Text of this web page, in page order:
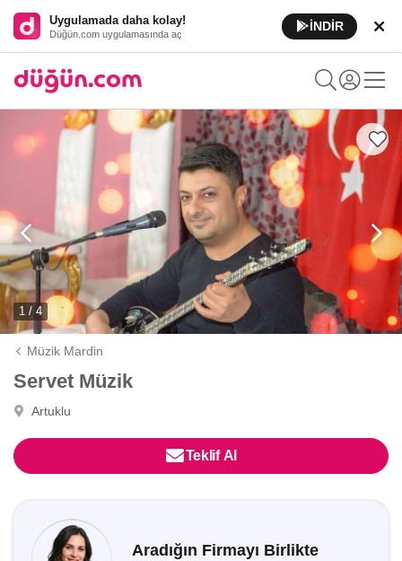
Uygulamada daha kolay!
Düğün.com uygulamasında aç
İNDİR
1 / 4
Müzik Mardin
Servet Müzik
Artuklu
Teklif Al
Aradığın Firmayı Birlikte